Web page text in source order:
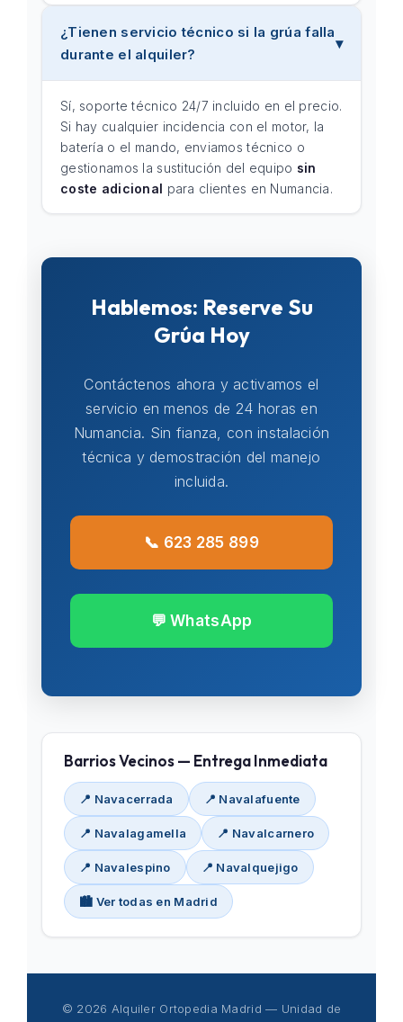
¿Tienen servicio técnico si la grúa falla
durante el alquiler?
Sí, soporte técnico 24/7 incluido en el precio.
Si hay cualquier incidencia con el motor, la
batería o el mando, enviamos técnico o
gestionamos la sustitución del equipo sin
coste adicional para clientes en Numancia.
Hablemos: Reserve Su
Grúa Hoy
Contáctenos ahora y activamos el
servicio en menos de 24 horas en
Numancia. Sin fianza, con instalación
técnica y demostración del manejo
incluida.
📞 623 285 899
💬 WhatsApp
Barrios Vecinos — Entrega Inmediata
📍 Navacerrada 📍 Navalafuente
📍 Navalagamella 📍 Navalcarnero
📍 Navalespino 📍 Navalquejigo
🏙️ Ver todas en Madrid
© 2026 Alquiler Ortopedia Madrid — Unidad de